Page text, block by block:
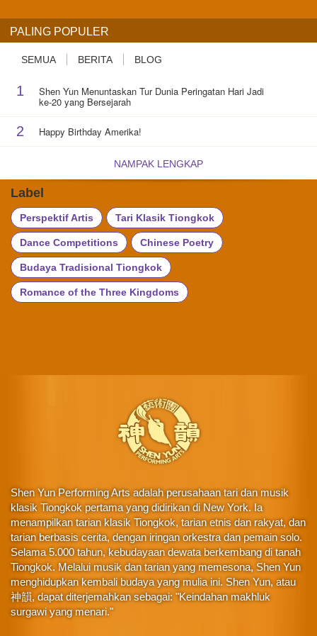
PALING POPULER
SEMUA BERITA BLOG
1 Shen Yun Menuntaskan Tur Dunia Peringatan Hari Jadi
ke-20 yang Bersejarah
2 Happy Birthday Amerika!
NAMPAK LENGKAP
Label
Perspektif Artis Tari Klasik Tiongkok
Dance Competitions Chinese Poetry
Budaya Tradisional Tiongkok
Romance of the Three Kingdoms
Shen Yun Performing Arts adalah perusahaan tari dan musik
klasik Tiongkok pertama yang didirikan di New York. Ia
menampilkan tarian klasik Tiongkok, tarian etnis dan rakyat, dan
tarian berbasis cerita, dengan iringan orkestra dan pemain solo.
Selama 5.000 tahun, kebudayaan dewata berkembang di tanah
Tiongkok. Melalui musik dan tarian yang memesona, Shen Yun
menghidupkan kembali budaya yang mulia ini. Shen Yun, atau
神韻, dapat diterjemahkan sebagai: "Keindahan makhluk
surgawi yang menari."